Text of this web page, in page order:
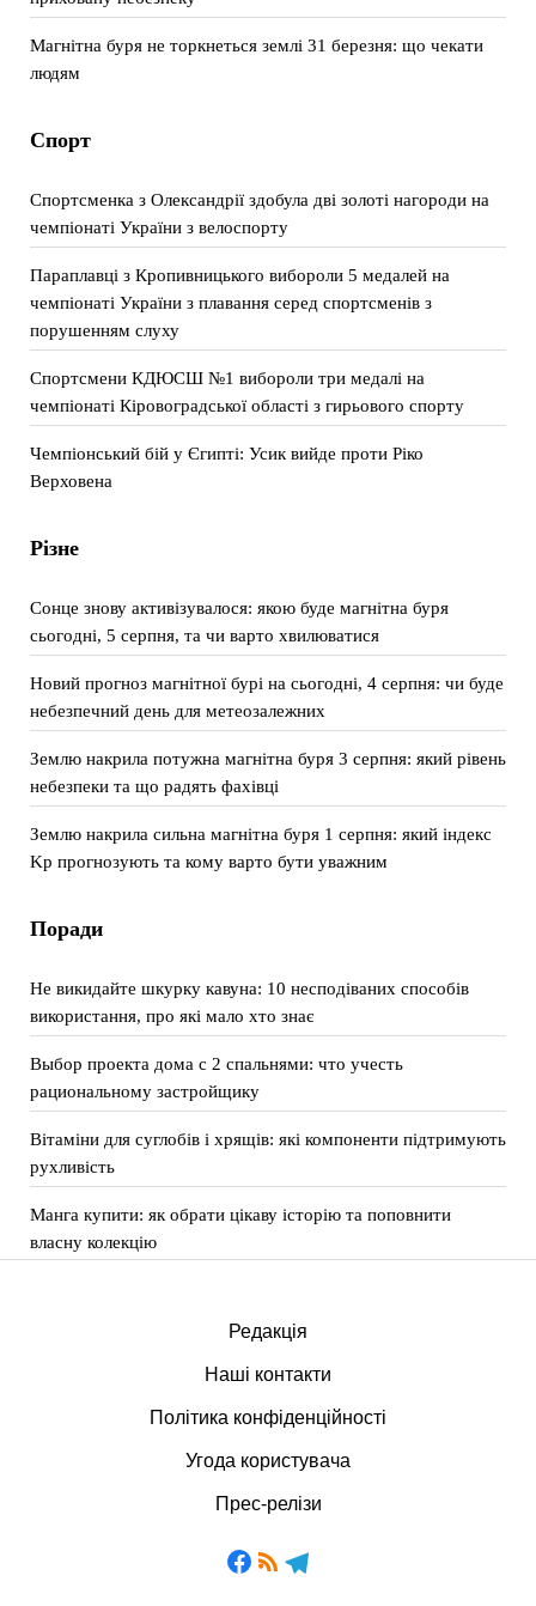
Магнітна буря не торкнеться землі 31 березня: що чекати
людям
Спорт
Спортсменка з Олександрії здобула дві золоті нагороди на
чемпіонаті України з велоспорту
Параплавці з Кропивницького вибороли 5 медалей на
чемпіонаті України з плавання серед спортсменів з
порушенням слуху
Спортсмени КДЮСШ №1 вибороли три медалі на
чемпіонаті Кіровоградської області з гирьового спорту
Чемпіонський бій у Єгипті: Усик вийде проти Ріко
Верховена
Різне
Сонце знову активізувалося: якою буде магнітна буря
сьогодні, 5 серпня, та чи варто хвилюватися
Новий прогноз магнітної бурі на сьогодні, 4 серпня: чи буде
небезпечний день для метеозалежних
Землю накрила потужна магнітна буря 3 серпня: який рівень
небезпеки та що радять фахівці
Землю накрила сильна магнітна буря 1 серпня: який індекс
Kp прогнозують та кому варто бути уважним
Поради
Не викидайте шкурку кавуна: 10 несподіваних способів
використання, про які мало хто знає
Выбор проекта дома с 2 спальнями: что учесть
рациональному застройщику
Вітаміни для суглобів і хрящів: які компоненти підтримують
рухливість
Манга купити: як обрати цікаву історію та поповнити
власну колекцію
Редакція
Наші контакти
Політика конфіденційності
Угода користувача
Прес-релізи